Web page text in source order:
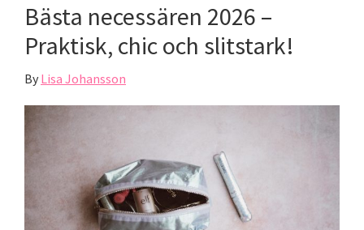
Bästa necessären 2026 –
Praktisk, chic och slitstark!
By Lisa Johansson